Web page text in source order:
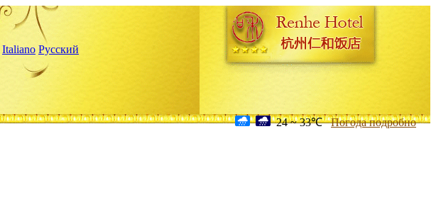
Italiano Русский
24 ~ 33℃ Погода подробно